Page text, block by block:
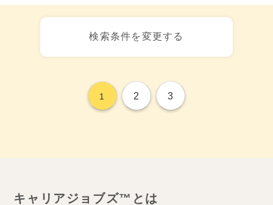
検索条件を変更する
1 2 3
キャリアジョブズ™とは